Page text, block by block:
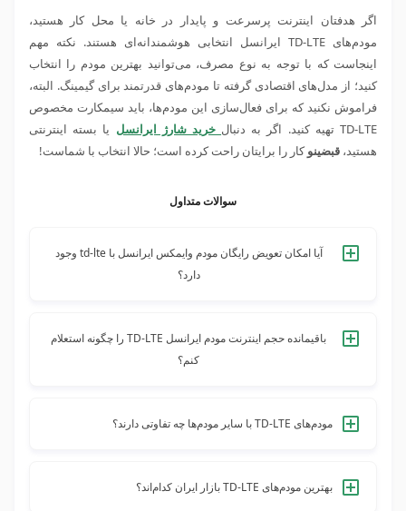
اگر هدفتان اینترنت پرسرعت و پایدار در خانه یا محل کار هستید،
مودم‌های TD-LTE ایرانسل انتخابی هوشمندانه‌ای هستند. نکته مهم
اینجاست که با توجه به نوع مصرف، می‌توانید بهترین مودم را انتخاب
کنید؛ از مدل‌های اقتصادی گرفته تا مودم‌های قدرتمند برای گیمینگ. البته،
فراموش نکنید که برای فعال‌سازی این مودم‌ها، باید سیمکارت مخصوص
TD-LTE تهیه کنید. اگر به دنبال
خرید شارژ ایرانسل یا بسته اینترنتی
هستید، قبضینوکار را برایتان راحت کرده است؛ حالا انتخاب با شماست!
سوالات متداول
آیا امکان تعویض رایگان مودم وایمکس ایرانسل با td-lte وجود
دارد؟
اطلاع بیشتر، با شماره‌های 600 یا 09366000000 تماس بگیرید.
باقیمانده حجم اینترنت مودم ایرانسل TD-LTE را چگونه استعلام
کنم؟
بسته با کد دستوری *555# (با سیم‌کارت TD-LTE در مودم دارای
مودم‌های TD-LTE با سایر مودم‌ها چه تفاوتی دارند؟
بیشتری دارند و برای مصرف‌های طولانی و چندکاربره مناسب‌ترند.
بهترین مودم‌های TD-LTE بازار ایران کدام‌اند؟